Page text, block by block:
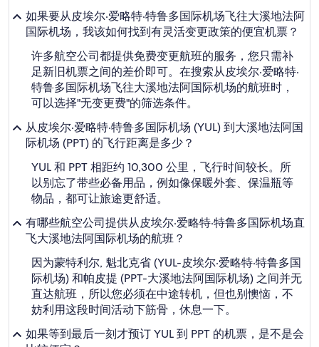
如果要从皮埃尔·爱略特·特鲁多国际机场飞往大溪地法阿
国际机场，我该如何找到有灵活变更政策的便宜机票？
许多航空公司都提供免费变更航班的服务，您只需补
足新旧机票之间的差价即可。在搜索从皮埃尔·爱略特·
特鲁多国际机场飞往大溪地法阿国际机场的航班时，
可以选择"无变更费"的筛选条件。
从皮埃尔·爱略特·特鲁多国际机场 (YUL) 到大溪地法阿国
际机场 (PPT) 的飞行距离是多少？
YUL 和 PPT 相距约 10,300 公里，飞行时间较长。所
以别忘了带些必备用品，例如像保暖外套、保温瓶等
物品，都可让旅途更舒适。
有哪些航空公司提供从皮埃尔·爱略特·特鲁多国际机场直
飞大溪地法阿国际机场的航班？
因为蒙特利尔, 魁北克省 (YUL-皮埃尔·爱略特·特鲁多国
际机场) 和帕皮提 (PPT-大溪地法阿国际机场) 之间并无
直达航班，所以您必须在中途转机，但也别懊恼，不
妨利用这段时间活动下筋骨，休息一下。
如果等到最后一刻才预订 YUL 到 PPT 的机票，是不是会